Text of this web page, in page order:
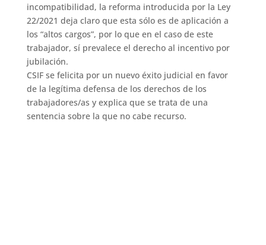
incompatibilidad, la reforma introducida por la Ley
22/2021 deja claro que esta sólo es de aplicación a
los “altos cargos”, por lo que en el caso de este
trabajador, sí prevalece el derecho al incentivo por
jubilación.
CSIF se felicita por un nuevo éxito judicial en favor
de la legítima defensa de los derechos de los
trabajadores/as y explica que se trata de una
sentencia sobre la que no cabe recurso.